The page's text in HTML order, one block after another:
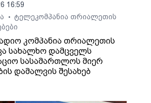
16:59
•
ტელეკომპანია თრიალეთის
კომპანია თრიალეთის
სახალხო დამცველს
სასამართლოს მიერ
დამალვის შესახებ